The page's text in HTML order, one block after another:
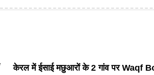
केरल में ईसाई मछुआरों के 2 गांव पर Waqf